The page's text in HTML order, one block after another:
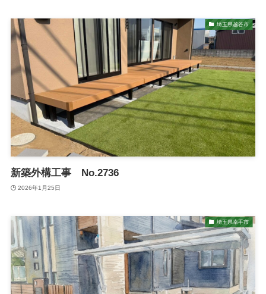
埼玉県越谷市
新築外構工事 No.2736
2026年1月25日
埼玉県幸手市